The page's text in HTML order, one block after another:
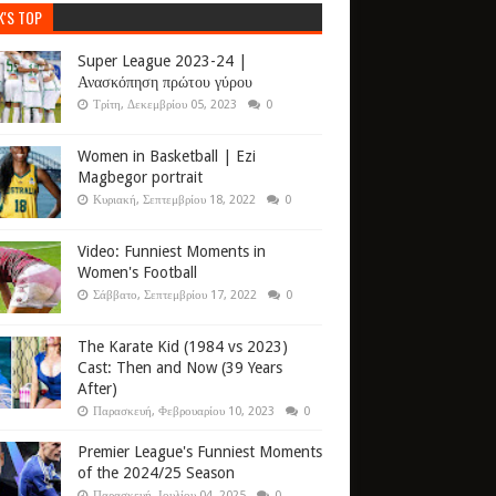
TOP
Super League 2023-24 |
Ανασκόπηση πρώτου γύρου
Τρίτη, Δεκεμβρίου 05, 2023 0
Women in Basketball | Ezi
Magbegor portrait
Κυριακή, Σεπτεμβρίου 18, 2022 0
Video: Funniest Moments in
Women's Football
Σάββατο, Σεπτεμβρίου 17, 2022 0
The Karate Kid (1984 vs 2023)
Cast: Then and Now (39 Years
After)
Παρασκευή, Φεβρουαρίου 10, 2023 0
Premier League's Funniest Moments
of the 2024/25 Season